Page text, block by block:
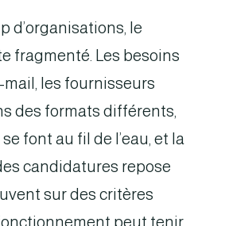
d’organisations, le
fragmenté. Les besoins
les fournisseurs
des formats différents,
font au fil de l’eau, et la
candidatures repose
sur des critères
peut tenir